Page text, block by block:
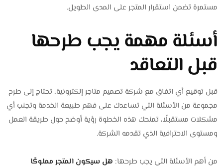
مستمرة تضمن استقرار المتجر على المدى الطويل.
أسئلة مهمة يجب طرحها
قبل التعاقد
قبل توقيع أي اتفاق مع شركة تصميم متاجر إلكترونية، تحتاج إلى طرح
مجموعة من الأسئلة التي تساعدك على فهم طبيعة الخدمة وتجنب أي
مشكلات مستقبلًا، تمنحك هذه الخطوة رؤية أوضح حول طريقة العمل
ومستوى الاحترافية الذي تقدمه الشركة.
من أهم الأسئلة التي يجب طرحها: هل سيكون المتجر مملوكًا